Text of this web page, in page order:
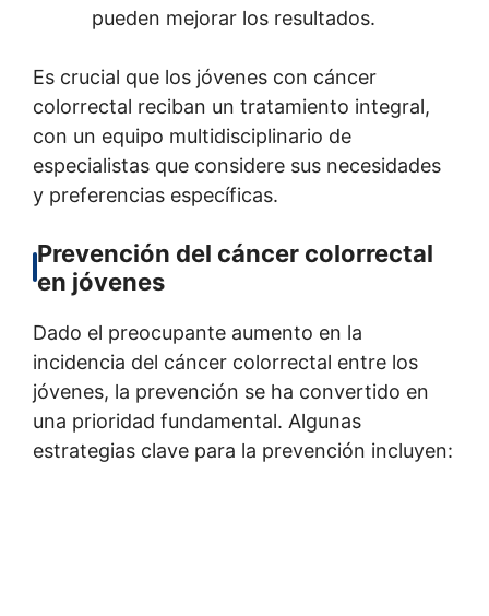
pueden mejorar los resultados.
Es crucial que los jóvenes con cáncer
colorrectal reciban un tratamiento integral,
con un equipo multidisciplinario de
especialistas que considere sus necesidades
y preferencias específicas.
Prevención del cáncer colorrectal
en jóvenes
Dado el preocupante aumento en la
incidencia del cáncer colorrectal entre los
jóvenes, la prevención se ha convertido en
una prioridad fundamental. Algunas
estrategias clave para la prevención incluyen: